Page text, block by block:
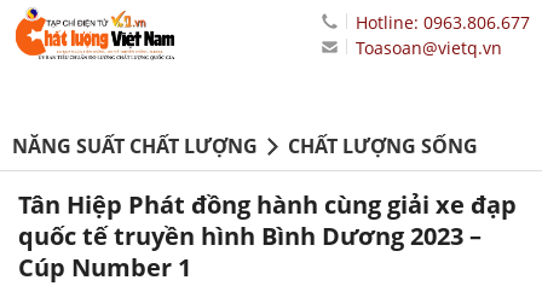
Hotline: 0963.806.677
Toasoan@vietq.vn
NĂNG SUẤT CHẤT LƯỢNG CHẤT LƯỢNG SỐNG
Tân Hiệp Phát đồng hành cùng giải xe đạp
quốc tế truyền hình Bình Dương 2023 –
Cúp Number 1